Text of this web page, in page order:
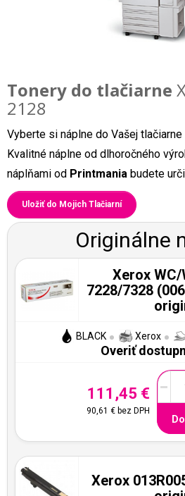
Tonery do tlačiarne
2128
Vyberte si náplne do Vašej tlačiarne
Kvalitné náplne od dlhoročného
náplňami od Printmania budete
Uložiť do Mojich Tlačiarní
Originálne
Xerox
7228/7328
BLACK Xerox
Overiť
111,45 €
90,61 € bez DPH
-
Xerox